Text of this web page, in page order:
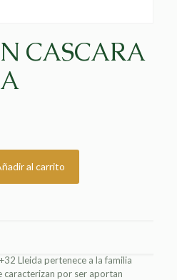
CASCARA
al carrito
Lleida pertenece a la familia
caracterizan por ser aportan